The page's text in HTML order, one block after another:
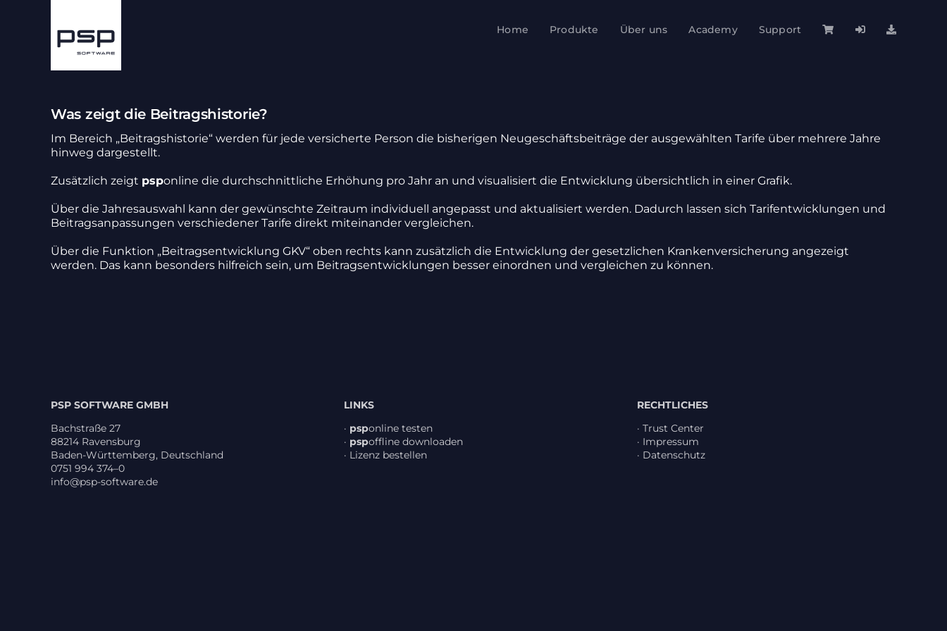
Home Produkte Über uns Academy Support
Was zeigt die Beitragshistorie?
Im Bereich „Beitrags­his­torie“ werden für jede versi­cherte Person die bishe­rigen Neuge­schäfts­bei­träge der ausge­wählten Tarife über mehrere Jahre
hinweg darge­stellt.
Zusätz­lich zeigt psponline die durch­schnitt­liche Erhö­hung pro Jahr an und visua­li­siert die Entwick­lung über­sicht­lich in einer Grafik.
Über die Jahres­aus­wahl kann der gewünschte Zeit­raum indi­vi­duell ange­passt und aktua­li­siert werden. Dadurch lassen sich Tarif­ent­wick­lungen und
Beitrags­an­pas­sungen verschie­dener Tarife direkt mitein­ander verglei­chen.
Über die Funk­tion „Beitrags­ent­wick­lung GKV“ oben rechts kann zusätz­lich die Entwick­lung der gesetz­li­chen Kran­ken­ver­si­che­rung ange­zeigt
werden. Das kann beson­ders hilf­reich sein, um Beitrags­ent­wick­lungen besser einordnen und verglei­chen zu können.
PSP SOFTWARE GMBH
Bach­straße 27
88214 Ravens­burg
Baden-Würt­tem­berg, Deutsch­land
0751 994 374–0
info@psp-software.de
LINKS
· psponline testen
· pspoffline down­loaden
· Lizenz bestellen
RECHTLICHES
· Trust Center
· Impressum
· Daten­schutz